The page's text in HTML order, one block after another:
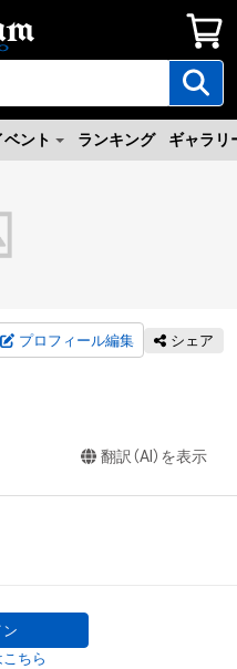
ベント ランキング ギャラリ
プロフィール編集 シェア
翻訳（AI）を表示
ン
ちら